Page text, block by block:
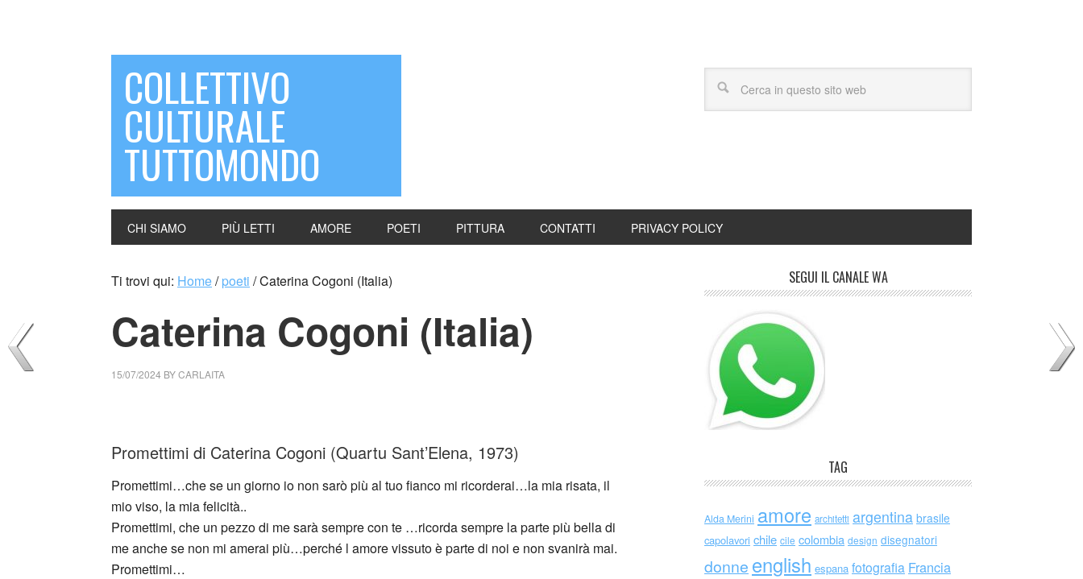
COLLETTIVO
CULTURALE
TUTTOMONDO
CHI SIAMO PIÙ LETTI AMORE POETI PITTURA CONTATTI PRIVACY POLICY
Ti trovi qui: Home/ poeti /Caterina Cogoni (Italia)
Caterina Cogoni (Italia)
15/07/2024 BYCARLAITA
Promettimi di Caterina Cogoni (Quartu Sant’Elena, 1973)
Promettimi…che se un giorno io non sarò più al tuo fianco mi ricorderai…la mia risata, il
mio viso, la mia felicità..
Promettimi, che un pezzo di me sarà sempre con te …ricorda sempre la parte più bella di
me anche se non mi amerai più…perché l amore vissuto è parte di noi e non svanirà mai.
Promettimi…
SEGUI IL CANALE WA
TAG
Alda Merini amore architetti argentina brasile
capolavori chile cile colombia design disegnatori
donne english espana fotografia Francia